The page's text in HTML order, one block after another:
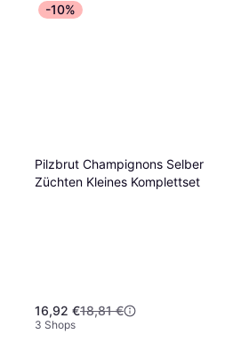
-10%
Pilzbrut Champignons Selber
Züchten Kleines Komplettset
16,92 €18,81 €
3 Shops